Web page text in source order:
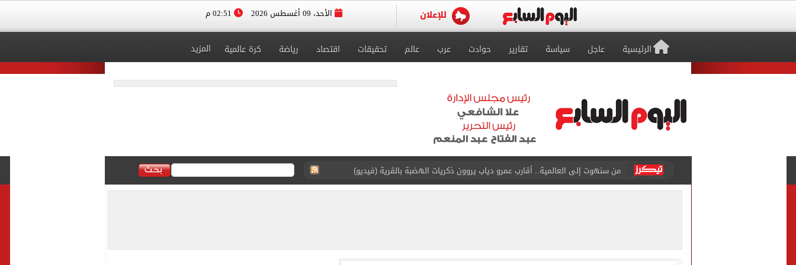
الأحد، 09 أغسطس 2026
الرئيسية عاجل سياسة تقارير حوادث عرب عالم تحقيقات اقتصاد رياضة كرة عالمية المزيد
من سنهوت إلى العالمية.. أقارب عمرو دياب يروون ذكريات الهضبة بالقرية (فيديو)
الجارديان: طرابزون سبور هز عرش أندية إسطنبول بالتعاقد مع محمد صلاح
وزير الزراعة يعلن تجاوز الصادرات الزراعية المصرية 6.2 مليون طن حتى الآن